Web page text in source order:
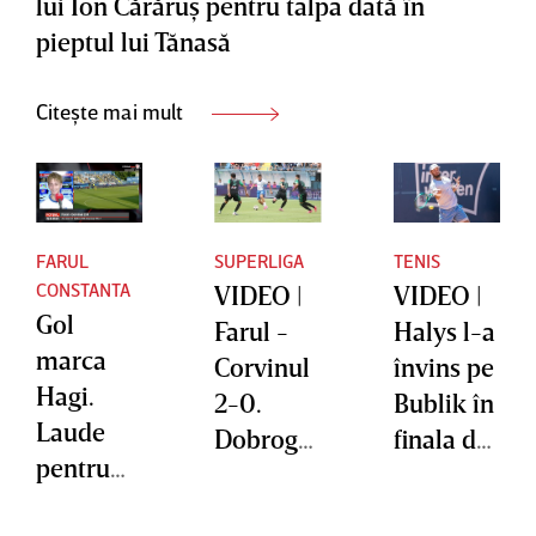
EXCLUSI
V
pieptul lui Tănasă
Citește mai mult
FARUL
CONSTANTA
Gol
marca
Hagi.
Laude
pentru
SUPERLIGA
VIDEO |
Farul -
Corvinul
2-0.
Dobroge
TENIS
VIDEO |
Halys l-a
învins pe
Bublik în
finala de